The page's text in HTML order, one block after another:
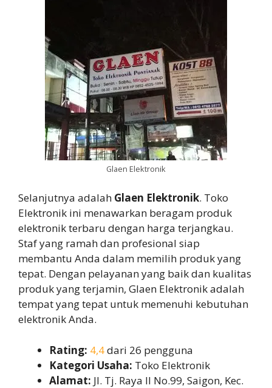
Glaen Elektronik
Selanjutnya adalah Glaen Elektronik. Toko
Elektronik ini menawarkan beragam produk
elektronik terbaru dengan harga terjangkau.
Staf yang ramah dan profesional siap
membantu Anda dalam memilih produk yang
tepat. Dengan pelayanan yang baik dan kualitas
produk yang terjamin, Glaen Elektronik adalah
tempat yang tepat untuk memenuhi kebutuhan
elektronik Anda.
Rating: 4,4dari 26 pengguna
Kategori Usaha: Toko Elektronik
Alamat: Jl. Tj. Raya II No.99, Saigon, Kec.